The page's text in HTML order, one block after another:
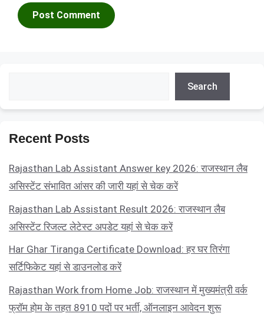
Search
Recent Posts
Rajasthan Lab Assistant Answer key 2026: राजस्थान लैब
असिस्टेंट संभावित आंसर की जारी यहां से चेक करें
Rajasthan Lab Assistant Result 2026: राजस्थान लैब
असिस्टेंट रिजल्ट लेटेस्ट अपडेट यहां से चेक करें
Har Ghar Tiranga Certificate Download: हर घर तिरंगा
सर्टिफिकेट यहां से डाउनलोड करें
Rajasthan Work from Home Job: राजस्थान में मुख्यमंत्री वर्क
फ्रॉम होम के तहत 8910 पदों पर भर्ती, ऑनलाइन आवेदन शुरू